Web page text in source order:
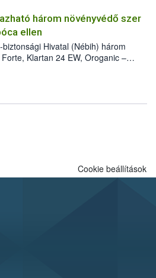
az intézkedéseket a szlovák
a terjedés megállítása érdekében.
három növényvédő szer
ellen
Hivatal (Nébih) három
Klartan 24 EW, Oroganic –
így azok a szüretet követően,
91) stádiumáig
lehetőség a károsító elleni további
és ökológiai termesztésben is
Cookie beállítások